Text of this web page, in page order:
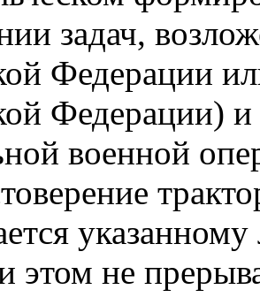
задач,
Федерации
Федерации) и
военной
этом не